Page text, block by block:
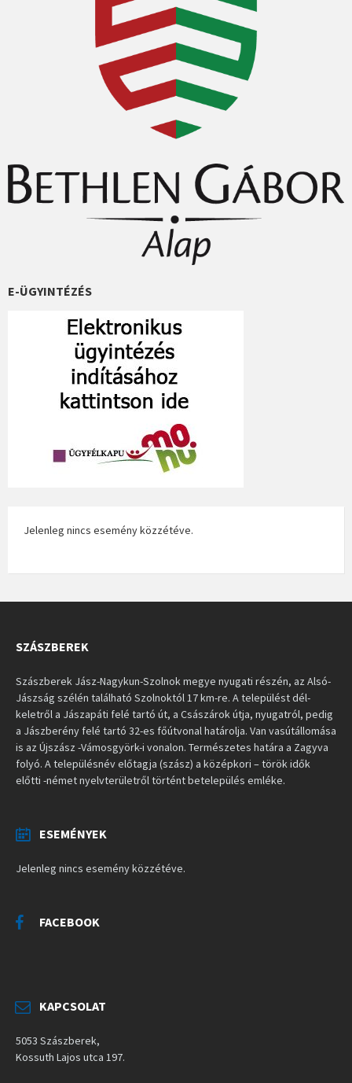
E-ÜGYINTÉZÉS
Jelenleg nincs esemény közzétéve.
SZÁSZBEREK
Szászberek Jász-Nagykun-Szolnok megye nyugati részén, az Alsó-
Jászság szélén található Szolnoktól 17 km-re. A települést dél-
keletről a Jászapáti felé tartó út, a Császárok útja, nyugatról, pedig
a Jászberény felé tartó 32-es főútvonal határolja. Van vasútállomása
is az Újszász -Vámosgyörk-i vonalon. Természetes határa a Zagyva
folyó. A településnév előtagja (szász) a középkori – török idők
előtti -német nyelvterületről történt betelepülés emléke.
ESEMÉNYEK
Jelenleg nincs esemény közzétéve.
FACEBOOK
KAPCSOLAT
5053 Szászberek,
Kossuth Lajos utca 197.